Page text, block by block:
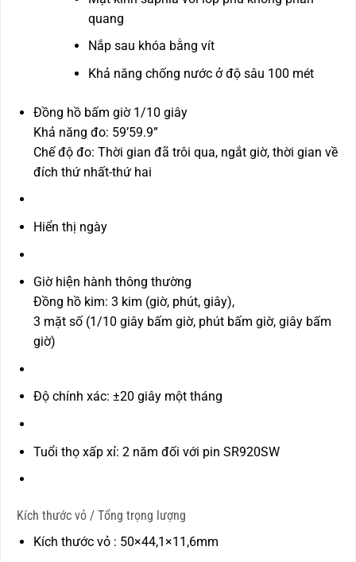
quang
Nắp sau khóa bằng vít
Khả năng chống nước ở độ sâu 100 mét
Đồng hồ bấm giờ 1/10 giây
Khả năng đo: 59’59.9”
Chế độ đo: Thời gian đã trôi qua, ngắt giờ, thời gian về
đích thứ nhất-thứ hai
Hiển thị ngày
Giờ hiện hành thông thường
Đồng hồ kim: 3 kim (giờ, phút, giây),
3 mặt số (1/10 giây bấm giờ, phút bấm giờ, giây bấm
giờ)
Độ chính xác: ±20 giây một tháng
Tuổi thọ xấp xỉ: 2 năm đối với pin SR920SW
Kích thước vỏ / Tổng trọng lượng
Kích thước vỏ : 50×44,1×11,6mm